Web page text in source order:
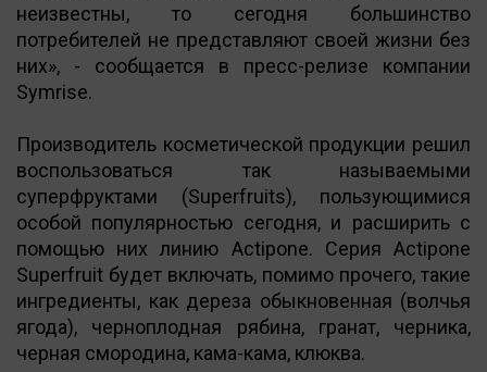
неизвестны, то сегодня большинство
потребителей не представляют своей жизни без
них», - сообщается в пресс-релизе компании
Symrise.
Производитель косметической продукции решил
воспользоваться так называемыми
суперфруктами (Superfruits), пользующимися
особой популярностью сегодня, и расширить с
помощью них линию Actipone. Серия Actipone
Superfruit будет включать, помимо прочего, такие
ингредиенты, как дереза обыкновенная (волчья
ягода), черноплодная рябина, гранат, черника,
черная смородина, кама-кама, клюква.